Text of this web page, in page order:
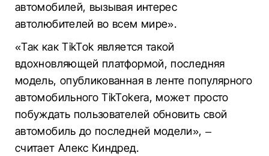
автомобилей, вызывая интерес
автолюбителей во всем мире».
«Так как TikTok является такой
вдохновляющей платформой, последняя
модель, опубликованная в ленте популярного
автомобильного TikTokerа, может просто
побуждать пользователей обновить свой
автомобиль до последней модели», –
считает Алекс Киндред.